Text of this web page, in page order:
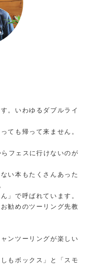
。いわゆるダブルライ
ても帰って来ません。
フェスに行けないのが
い本もたくさんあった
」で呼ばれています。
勧めのツーリング先教
ンツーリングが楽しい
もボックス」と「スモ